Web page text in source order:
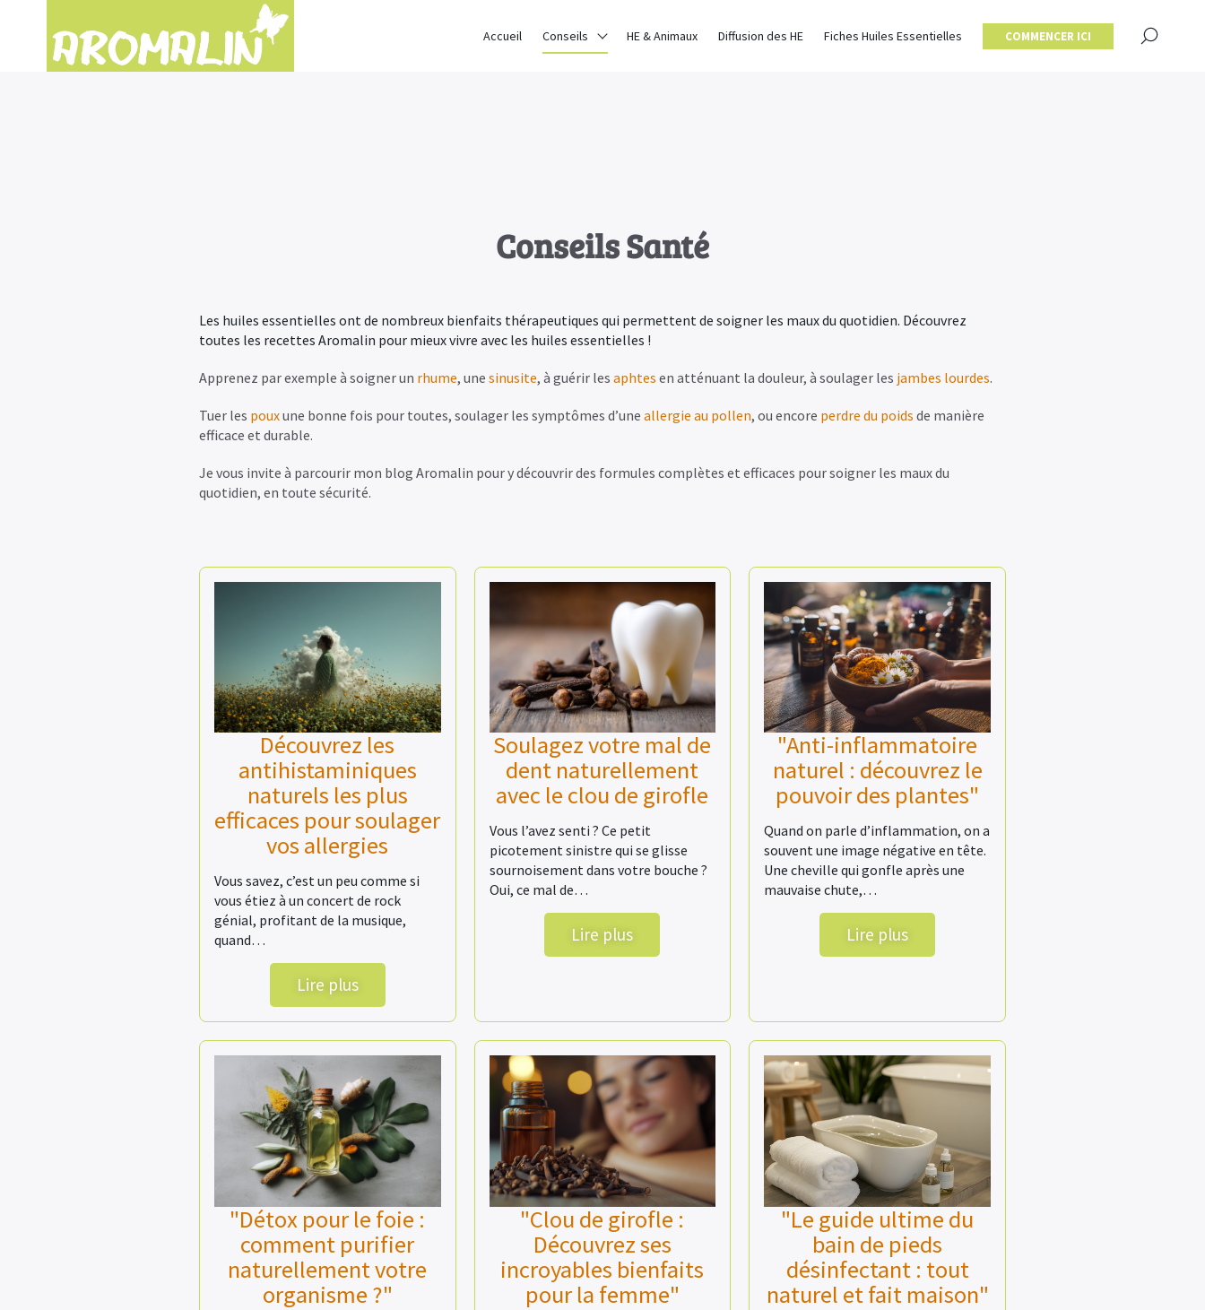
Conseils Santé
Les huiles essentielles ont de nombreux bienfaits thérapeutiques qui permettent de soigner les maux du quotidien. Découvrez
toutes les recettes Aromalin pour mieux vivre avec les huiles essentielles !
Apprenez par exemple à soigner un rhume, une sinusite, à guérir les aphtes en atténuant la douleur, à soulager les jambes lourdes.
Tuer les pouxune bonne fois pour toutes, soulager les symptômes d’une allergie au pollen, ou encore perdre du poids de manière
efficace et durable.
Je vous invite à parcourir mon blog Aromalin pour y découvrir des formules complètes et efficaces pour soigner les maux du
quotidien, en toute sécurité.
Découvrez les
antihistaminiques
naturels les plus
efficaces pour soulager
vos allergies
Vous savez, c’est un peu comme si
vous étiez à un concert de rock
génial, profitant de la musique,
quand…
Lire plus
Soulagez votre mal de
dent naturellement
avec le clou de girofle
Vous l’avez senti ? Ce petit
picotement sinistre qui se glisse
sournoisement dans votre bouche ?
Oui, ce mal de…
Lire plus
"Anti-inflammatoire
naturel : découvrez le
pouvoir des plantes"
Quand on parle d’inflammation, on a
souvent une image négative en tête.
Une cheville qui gonfle après une
mauvaise chute,…
Lire plus
"Détox pour le foie :
comment purifier
naturellement votre
organisme ?"
"Clou de girofle :
Découvrez ses
incroyables bienfaits
pour la femme"
"Le guide ultime du
bain de pieds
désinfectant : tout
naturel et fait maison"
Accueil Conseils HE & Animaux Diffusion des HE Fiches Huiles Essentielles COMMENCER ICI
×
Nous utilisons des cookies pour vous garantir la meilleure expérience sur notre site. Si vous continuez à utiliser ce dernier, nous considérerons que vous acceptez l'utilisation des cookies.
J'accepte Vous N'acceptez Pas En Savoir Plus